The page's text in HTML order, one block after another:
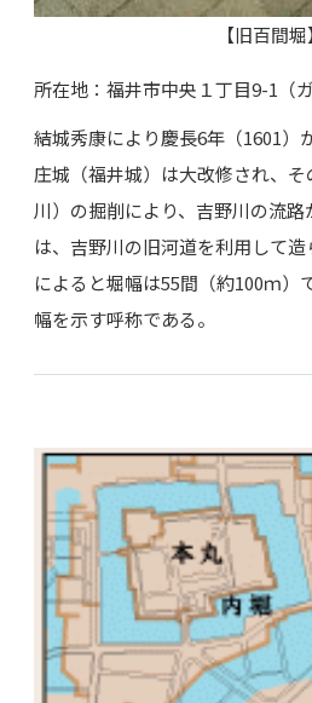
【旧百間堀】
所在地：福井市中央１丁目9-1（
結城秀康により慶長6年（1601）
庄城（福井城）は大改修され、
川）の掘削により、吉野川の流
は、吉野川の旧河道を利用して
によると堀幅は55間（約100ｍ）
幅を示す呼称である。